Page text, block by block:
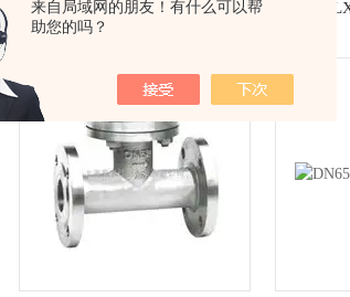
来自局域网的朋友！有什么可以帮
助您的吗？
FYGL-PE5全自动管式过滤机 FY-